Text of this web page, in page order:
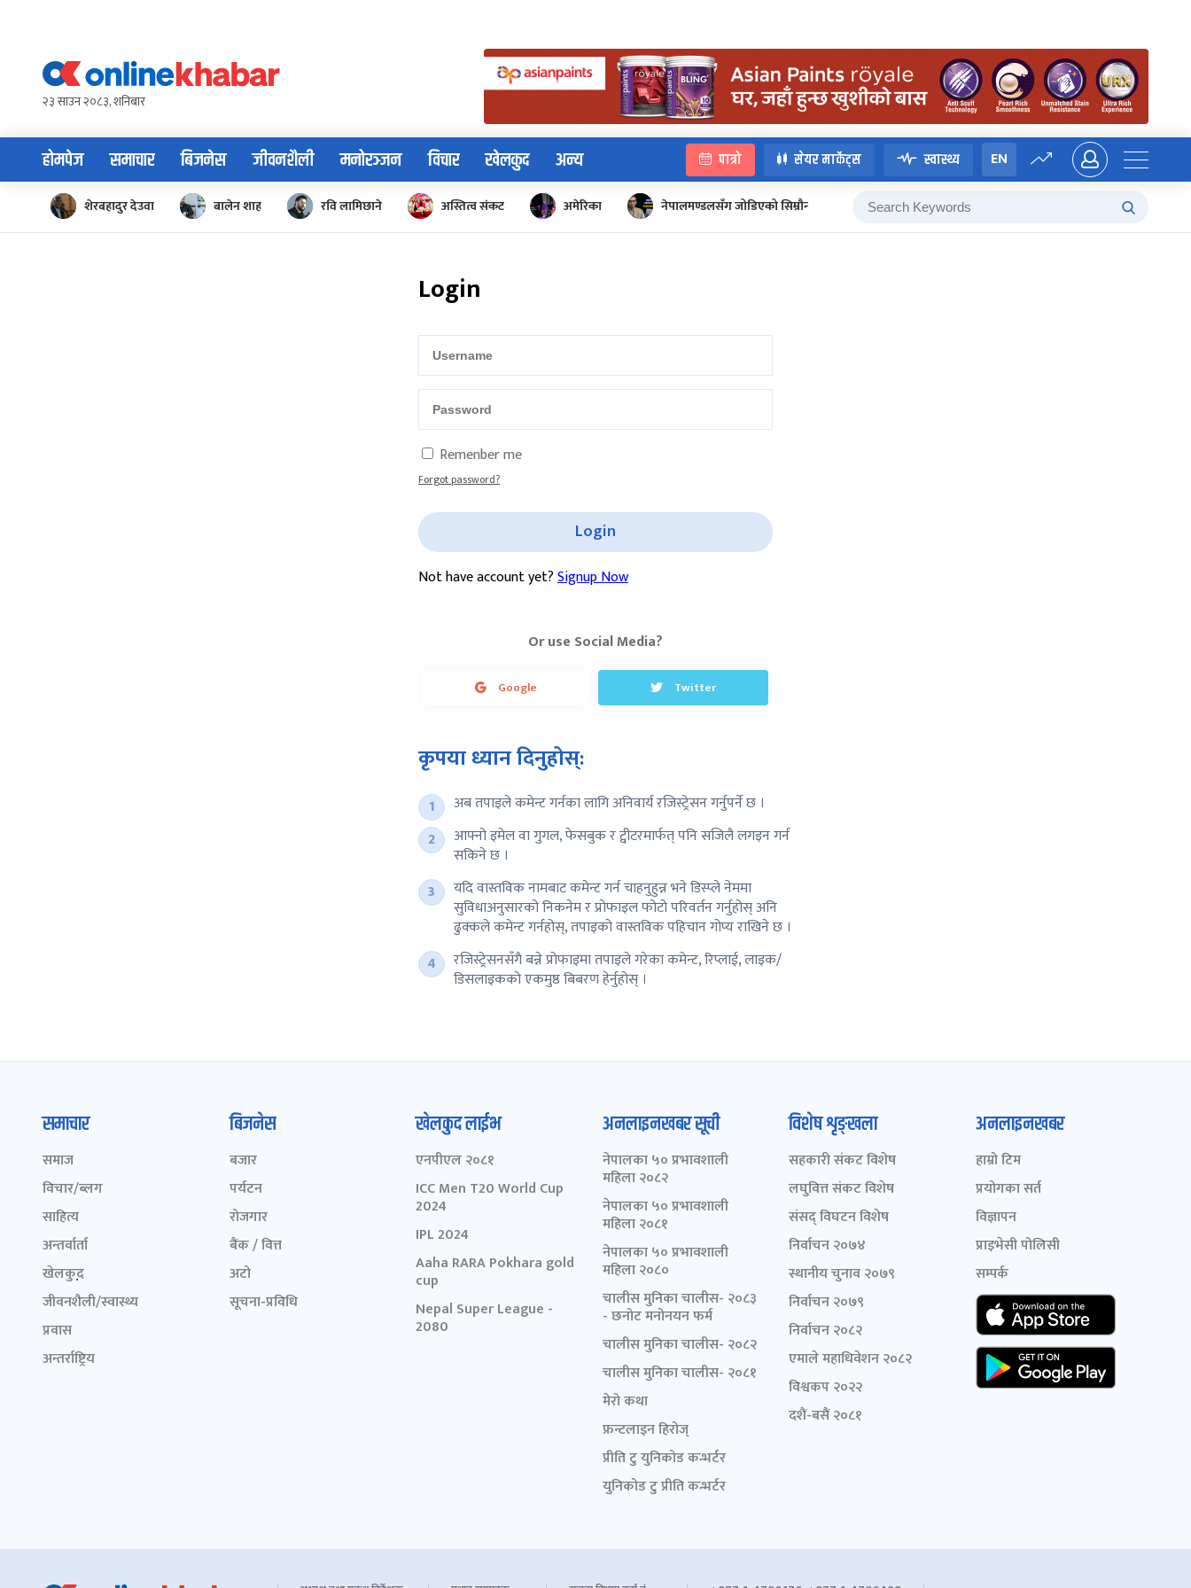
content२३ साउन २०८३, शनिबार
होमपेज समाचार बिजनेस जीवनशैली मनोरञ्जन विचार खेलकुद अन्य पात्रो सेयर मार्केट्स स्वास्थ्य EN
शेरबहादुर देउवा बालेन शाह रवि लामिछाने अस्तित्व संकट अमेरिका नेपालमण्डलसँग जोडिएको सिम्रौनगढको इतिहास
Login
Remenber me
Forgot password?
Login
Not have account yet?Signup Now
Or use Social Media?
Google Twitter
कृपया ध्यान दिनुहोस्:
अब तपाइले कमेन्ट गर्नका लागि अनिवार्य रजिस्ट्रेसन गर्नुपर्ने छ ।
आफ्नो इमेल वा गुगल, फेसबुक र ट्वीटरमार्फत् पनि सजिलै लगइन गर्न
सकिने छ ।
यदि वास्तविक नामबाट कमेन्ट गर्न चाहनुहुन्न भने डिस्प्ले नेममा
सुविधाअनुसारको निकनेम र प्रोफाइल फोटो परिवर्तन गर्नुहोस् अनि
ढुक्कले कमेन्ट गर्नहोस्, तपाइको वास्तविक पहिचान गोप्य राखिने छ ।
रजिस्ट्रेसनसँगै बन्ने प्रोफाइमा तपाइले गरेका कमेन्ट, रिप्लाई, लाइक/
डिसलाइकको एकमुष्ठ बिबरण हेर्नुहोस् ।
समाचार
समाज
विचार/ब्लग
साहित्य
अन्तर्वार्ता
खेलकुद़़
जीवनशैली/स्वास्थ्य
प्रवास
अन्तर्राष्ट्रिय
बिजनेस
बजार
पर्यटन
रोजगार
बैंक / वित्त
अटो
सूचना-प्रविधि
खेलकुद लाईभ
एनपीएल २०८१
ICC Men T20 World Cup
2024
IPL 2024
Aaha RARA Pokhara gold
cup
Nepal Super League -
2080
अनलाइनखबर सूची
नेपालका ५० प्रभावशाली
महिला २०८२
नेपालका ५० प्रभावशाली
महिला २०८१
नेपालका ५० प्रभावशाली
महिला २०८०
चालीस मुनिका चालीस- २०८३
- छनोट मनोनयन फर्म
चालीस मुनिका चालीस- २०८२
चालीस मुनिका चालीस- २०८१
मेरो कथा
फ्रन्टलाइन हिरोज्
प्रीति टु युनिकोड कन्भर्टर
युनिकोड टु प्रीति कन्भर्टर
विशेष शृङ्खला
सहकारी संकट विशेष
लघुवित्त संकट विशेष
संसद् विघटन विशेष
निर्वाचन २०७४
स्थानीय चुनाव २०७९
निर्वाचन २०७९
निर्वाचन २०८२
एमाले महाधिवेशन २०८२
विश्वकप २०२२
दशैं-बसैं २०८१
अनलाइनखबर
हाम्रो टिम
प्रयोगका सर्त
विज्ञापन
प्राइभेसी पोलिसी
सम्पर्क